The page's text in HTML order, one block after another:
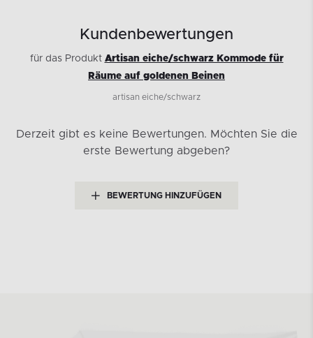
Kundenbewertungen
für das Produkt Artisan eiche/schwarz Kommode für
Räume auf goldenen Beinen
artisan eiche/schwarz
Derzeit gibt es keine Bewertungen. Möchten Sie die
erste Bewertung abgeben?
BEWERTUNG HINZUFÜGEN